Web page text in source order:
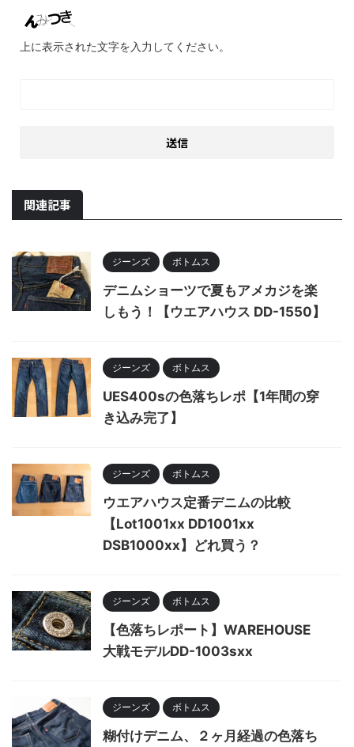
上に表示された文字を入力してください。
関連記事
ジーンズ ボトムス
デニムショーツで夏もアメカジを楽
しもう！【ウエアハウス DD-1550】
ジーンズ ボトムス
UES400sの色落ちレポ【1年間の穿
き込み完了】
ジーンズ ボトムス
ウエアハウス定番デニムの比較
【Lot1001xx DD1001xx
DSB1000xx】どれ買う？
ジーンズ ボトムス
【色落ちレポート】WAREHOUSE
大戦モデルDD-1003sxx
ジーンズ ボトムス
糊付けデニム、２ヶ月経過の色落ち